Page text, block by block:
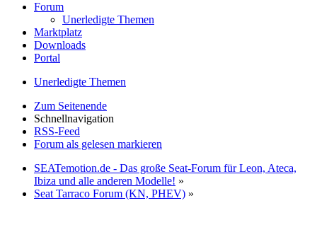
Forum
Unerledigte Themen
Marktplatz
Downloads
Portal
Unerledigte Themen
Zum Seitenende
Schnellnavigation
RSS-Feed
Forum als gelesen markieren
SEATemotion.de - Das große Seat-Forum für Leon, Ateca,
Ibiza und alle anderen Modelle! »
Seat Tarraco Forum (KN, PHEV) »